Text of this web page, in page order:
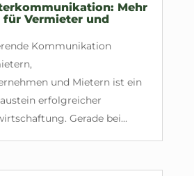
Mehr
für Vermieter und
Kommunikation
und Mietern ist ein
erfolgreicher
Gerade bei...